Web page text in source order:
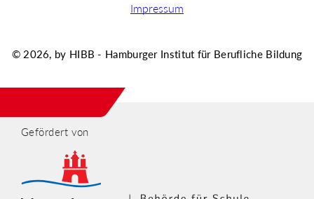
Impressum
© 2026, by HIBB - Hamburger Institut für Berufliche Bildung
Gefördert von